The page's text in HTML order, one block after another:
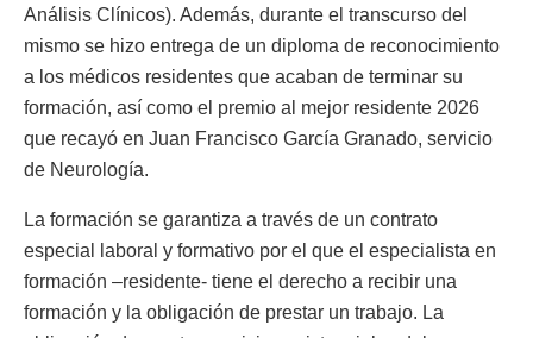
Análisis Clínicos). Además, durante el transcurso del
mismo se hizo entrega de un diploma de reconocimiento
a los médicos residentes que acaban de terminar su
formación, así como el premio al mejor residente 2026
que recayó en Juan Francisco García Granado, servicio
de Neurología.
La formación se garantiza a través de un contrato
especial laboral y formativo por el que el especialista en
formación –residente- tiene el derecho a recibir una
formación y la obligación de prestar un trabajo. La